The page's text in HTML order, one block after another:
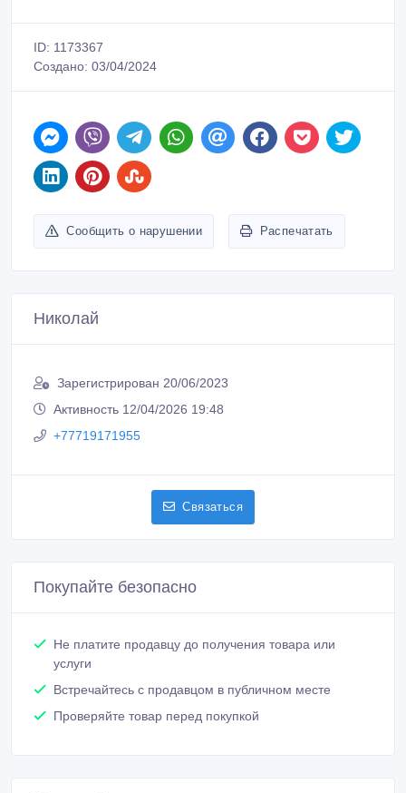
ID: 1173367
Создано: 03/04/2024
Сообщить о нарушении Распечатать
Николай
Зарегистрирован 20/06/2023
Активность 12/04/2026 19:48
+77719171955
Связаться
Покупайте безопасно
Не платите продавцу до получения товара или
услуги
Встречайтесь с продавцом в публичном месте
Проверяйте товар перед покупкой